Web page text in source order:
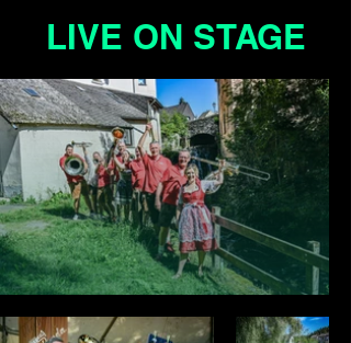
LIVE ON STAGE